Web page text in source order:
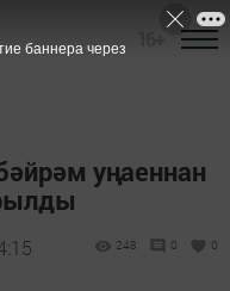
уңаеннан
248 0 0
баннера через